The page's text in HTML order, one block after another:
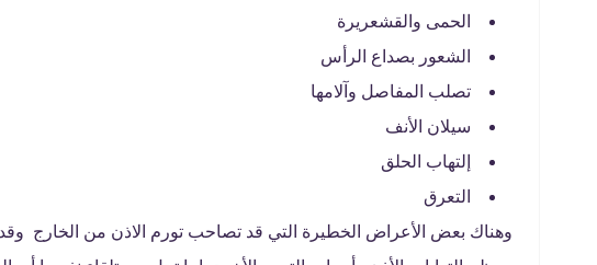
الحمى والقشعريرة
الشعور بصداع الرأس
تصلب المفاصل وآلامها
سيلان الأنف
إلتهاب الحلق
التعرق
وهناك بعض الأعراض الخطيرة التي قد تصاحب تورم الاذن من الخارج وقد